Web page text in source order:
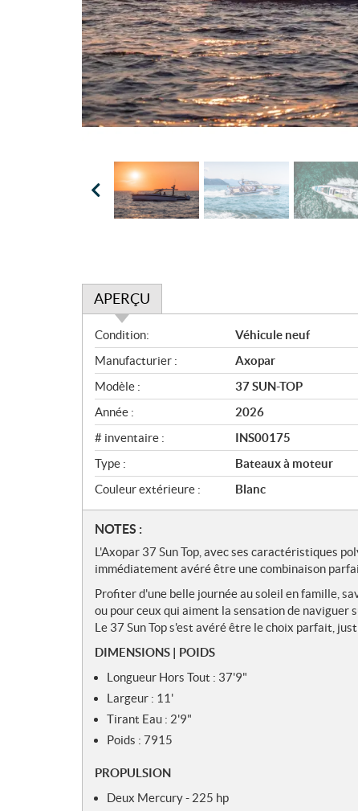
APERÇU
A
p
e
r
ç
u
Condition:
Véhicule neuf
Manufacturier :
Axopar
Modèle :
37 SUN-TOP
Année :
2026
# inventaire :
INS00175
Type :
Bateaux à moteur
Couleur extérieure :
Blanc
N
o
t
s
NOTES :
L'Axopar 37 Sun Top, avec ses caractéristiques
immédiatement avéré être une combinaison
Profiter d'une belle journée au soleil en famille,
ou pour ceux qui aiment la sensation de
Le 37 Sun Top s'est avéré être le choix parfait,
DIMENSIONS | POIDS
Longueur Hors Tout : 37'9"
Largeur : 11'
Tirant Eau : 2'9"
Poids : 7915
PROPULSION
Deux Mercury - 225 hp